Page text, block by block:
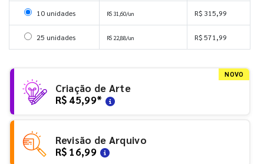
Selecionar 10 unidades
10 unidades R$ 31,60/un R$ 315,99
Selecionar 25 unidades
25 unidades R$ 22,88/un R$ 571,99
NOVO
Criação de Arte
R$ 45,99*
Revisão de Arquivo
R$ 16,99